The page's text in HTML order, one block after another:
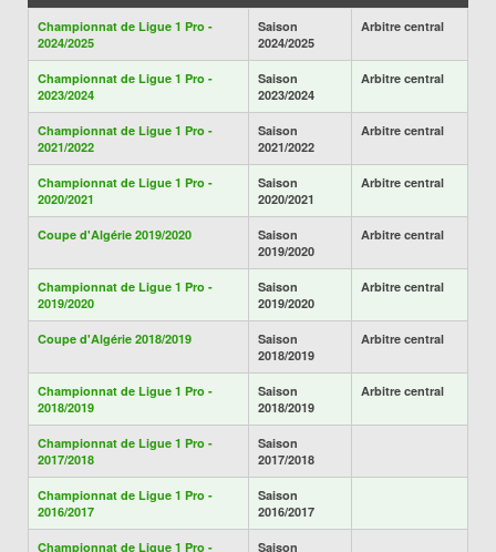
Championnat de Ligue 1 Pro -
2024/2025
Saison
2024/2025
Arbitre central
Championnat de Ligue 1 Pro -
2023/2024
Saison
2023/2024
Arbitre central
Championnat de Ligue 1 Pro -
2021/2022
Saison
2021/2022
Arbitre central
Championnat de Ligue 1 Pro -
2020/2021
Saison
2020/2021
Arbitre central
Coupe d'Algérie 2019/2020
Saison
2019/2020
Arbitre central
Championnat de Ligue 1 Pro -
2019/2020
Saison
2019/2020
Arbitre central
Coupe d'Algérie 2018/2019
Saison
2018/2019
Arbitre central
Championnat de Ligue 1 Pro -
2018/2019
Saison
2018/2019
Arbitre central
Championnat de Ligue 1 Pro -
2017/2018
Saison
2017/2018
Championnat de Ligue 1 Pro -
2016/2017
Saison
2016/2017
Championnat de Ligue 1 Pro -
Saison